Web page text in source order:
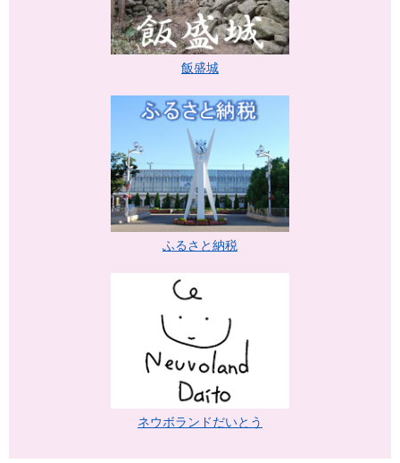
飯盛城
ふるさと納税
ネウボランドだいとう